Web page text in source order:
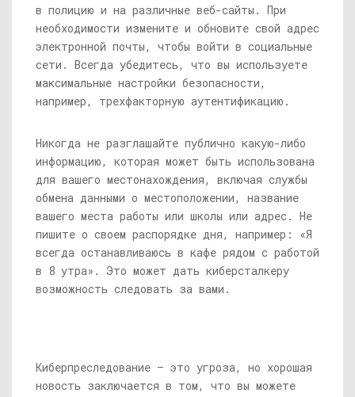
в полицию и на различные веб-сайты. При
необходимости измените и обновите свой адрес
электронной почты, чтобы войти в социальные
сети. Всегда убедитесь, что вы используете
максимальные настройки безопасности,
например, трехфакторную аутентификацию.
Никогда не разглашайте публично какую-либо
информацию, которая может быть использована
для вашего местонахождения, включая службы
обмена данными о местоположении, название
вашего места работы или школы или адрес. Не
пишите о своем распорядке дня, например: «Я
всегда останавливаюсь в кафе рядом с работой
в 8 утра». Это может дать киберсталкеру
возможность следовать за вами.
Киберпреследование — это угроза, но хорошая
новость заключается в том, что вы можете